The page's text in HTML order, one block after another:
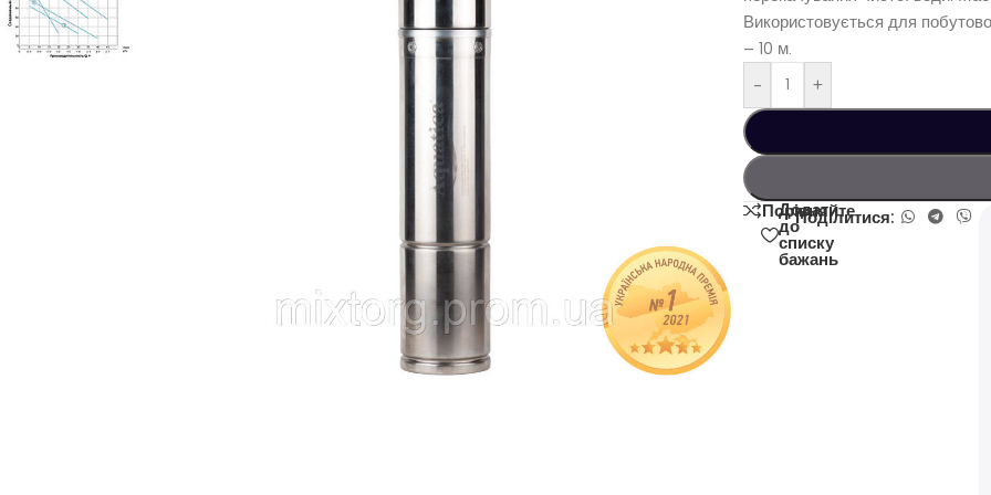
Використовується для
– 10 м.
-
+
Порівняйте
Додати
до
списку
бажань
Поділитися: